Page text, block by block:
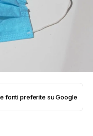
fonti preferite su Google